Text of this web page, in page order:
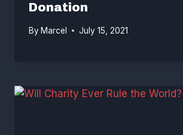
Donation
By Marcel July 15, 2021